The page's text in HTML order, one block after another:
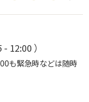
12:00 ）
も緊急時などは随時